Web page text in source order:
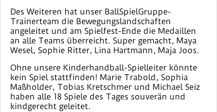
Des Weiteren hat unser BallSpielGruppe-
Trainerteam die Bewegungslandschaften
angeleitet und am Spielfest-Ende die Medaillen
an alle Teams überreicht. Super gemacht, Maya
Wesel, Sophie Ritter, Lina Hartmann, Maja Joos.
Ohne unsere Kinderhandball-Spielleiter könnte
kein Spiel stattfinden! Marie Trabold, Sophia
Maßholder, Tobias Kretschmer und Michael Seiz
haben alle 18 Spiele des Tages souverän und
kindgerecht geleitet.